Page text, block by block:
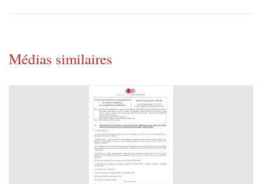
Médias similaires